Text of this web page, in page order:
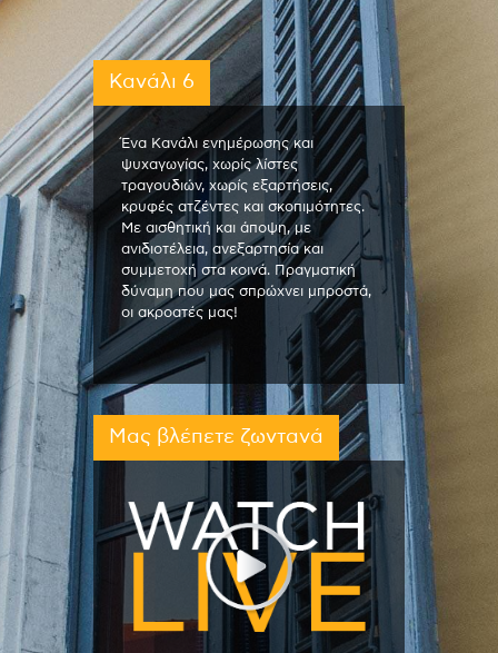
Κανάλι 6
Ένα Κανάλι ενημέρωσης και
ψυχαγωγίας, χωρίς λίστες
τραγουδιών, χωρίς εξαρτήσεις,
κρυφές ατζέντες και σκοπιμότητες.
Με αισθητική και άποψη, με
ανιδιοτέλεια, ανεξαρτησία και
συμμετοχή στα κοινά. Πραγματική
δύναμη που μας σπρώχνει μπροστά,
οι ακροατές μας!
Μας βλέπετε ζωντανά